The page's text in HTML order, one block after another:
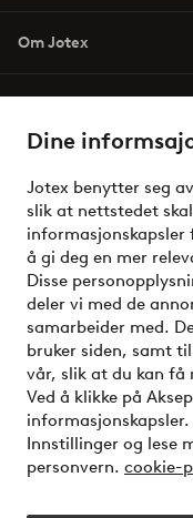
Dine
Jotex benytter seg
slik at nettstedet
å gi deg en mer
Disse
deler vi med de
samarbeider med.
bruker siden, samt
vår, slik at du kan få
Ved å klikke på
Innstillinger og lese
personvern. cookie-
Om Jotex
Venner
Sikre
Vil du vite mer